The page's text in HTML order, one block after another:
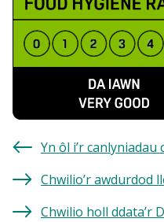
Yn ôl i’r canlyniadau
Chwilio’r awdurdod
Chwilio holl ddata’r